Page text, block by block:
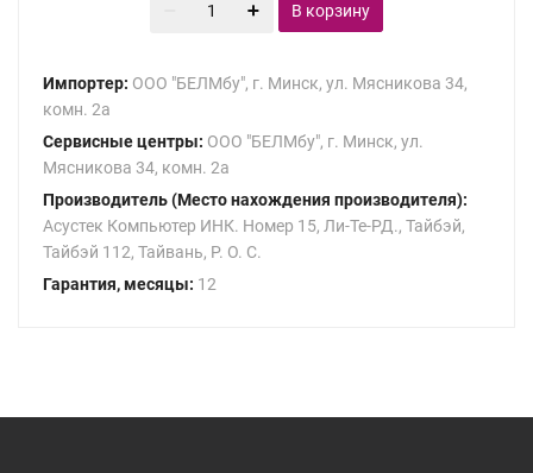
В корзину
Импортер: ООО "БЕЛМбу", г. Минск, ул. Мясникова 34,
комн. 2а
Сервисные центры: ООО "БЕЛМбу", г. Минск, ул.
Мясникова 34, комн. 2а
Производитель (Место нахождения производителя):
Асустек Компьютер ИНК. Номер 15, Ли-Те-РД., Тайбэй,
Тайбэй 112, Тайвань, Р. О. С.
Гарантия, месяцы: 12